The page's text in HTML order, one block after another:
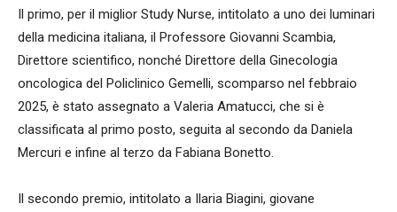
Il primo, per il miglior Study Nurse, intitolato a uno dei luminari
della medicina italiana, il Professore Giovanni Scambia,
Direttore scientifico, nonché Direttore della Ginecologia
oncologica del Policlinico Gemelli, scomparso nel febbraio
2025, è stato assegnato a Valeria Amatucci, che si è
classificata al primo posto, seguita al secondo da Daniela
Mercuri e infine al terzo da Fabiana Bonetto.
Il secondo premio, intitolato a Ilaria Biagini, giovane